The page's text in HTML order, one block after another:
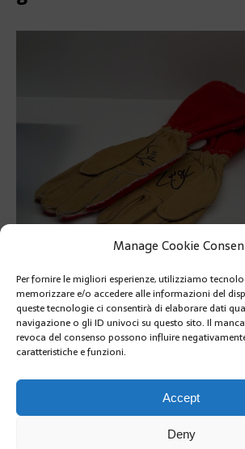
Manage Cookie
Per fornire le migliori esperienze, utilizziamo
memorizzare e/o accedere alle informazioni del
queste tecnologie ci consentirà di elaborare dati
navigazione o gli ID univoci su questo sito. Il
revoca del consenso possono influire
caratteristiche e funzioni.
Accept
Deny